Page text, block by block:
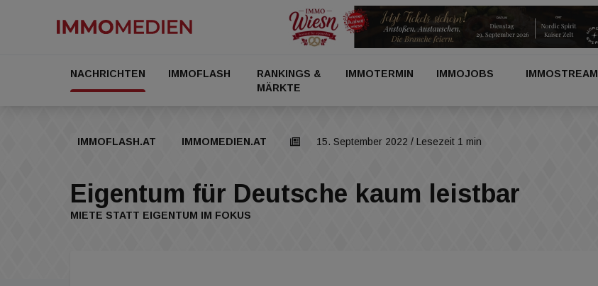
NACHRICHTEN IMMOFLASH
RANKINGS &
MÄRKTE
IMMOTERMIN IMMOJOBS IMMOSTREAM
IMMOFLASH.AT IMMOMEDIEN.AT 15. September 2022 / Lesezeit 1 min
Eigentum für Deutsche kaum leistbar
MIETE STATT EIGENTUM IM FOKUS